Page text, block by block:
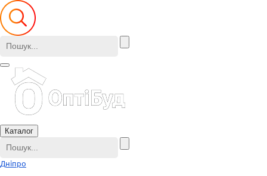
Каталог
Дніпро